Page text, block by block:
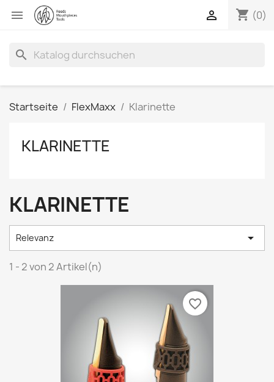
 shopping_cart (0)

search
Startseite FlexMaxx Klarinette
KLARINETTE
KLARINETTE
Relevanz 
1 - 2 von 2 Artikel(n)
favorite_border